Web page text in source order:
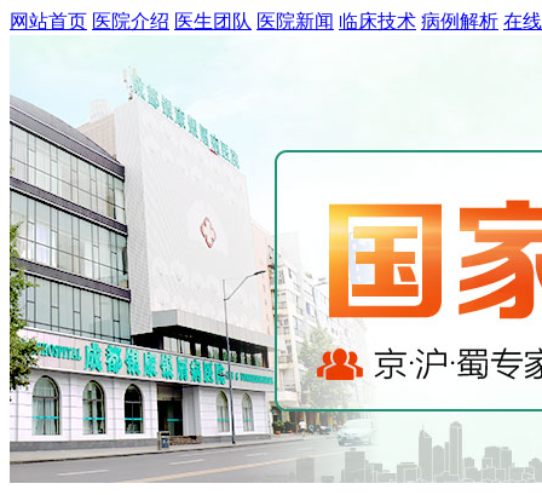
网站首页 医院介绍 医生团队 医院新闻 临床技术 病例解析 在